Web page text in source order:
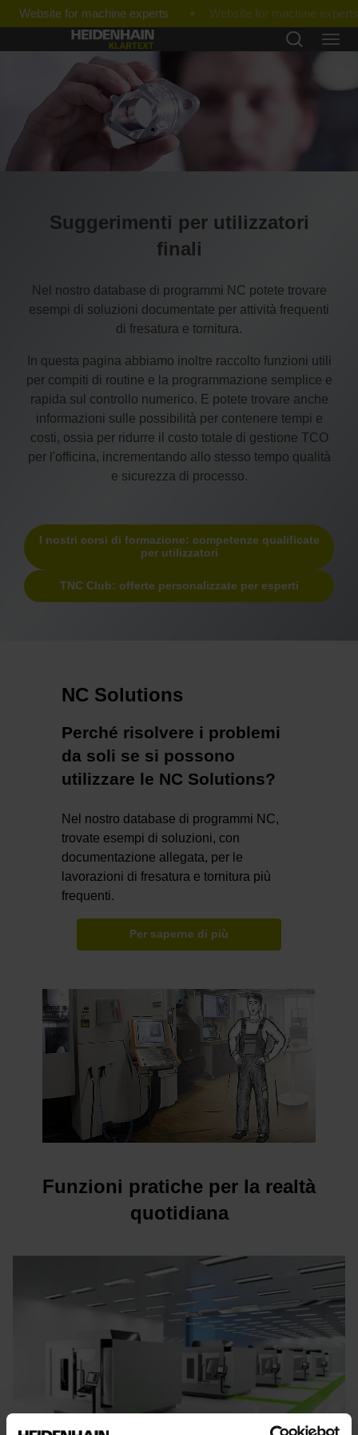
Website for machine experts
Suggerimenti per utilizzatori
finali
Nel nostro database di programmi NC potete trovare
esempi di soluzioni documentate per attività frequenti
di fresatura e tornitura.
In questa pagina abbiamo inoltre raccolto funzioni utili
per compiti di routine e la programmazione semplice e
rapida sul controllo numerico. E potete trovare anche
informazioni sulle possibilità per contenere tempi e
costi, ossia per ridurre il costo totale di gestione TCO
per l'officina, incrementando allo stesso tempo qualità
e sicurezza di processo.
I nostri corsi di formazione: competenze qualificate
per utilizzatori
TNC Club: offerte personalizzate per esperti
NC Solutions
Perché risolvere i problemi
da soli se si possono
utilizzare le NC Solutions?
Nel nostro database di programmi NC,
trovate esempi di soluzioni, con
documentazione allegata, per le
lavorazioni di fresatura e tornitura più
frequenti.
Per saperne di più
Funzioni pratiche per la realtà
quotidiana